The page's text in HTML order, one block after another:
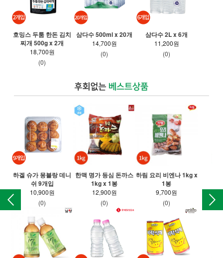
호밍스 두툼 한돈 김치
찌개 500g x 2개
18,700원
(0)
삼다수 500ml x 20개
14,700원
(0)
삼다수 2L x 6개
11,200원
(0)
하겔 슈가 몽블랑 데니
쉬 9개입
10,900원
(0)
한맥 명가 등심 돈까스
1kg x 1봉
12,900원
(0)
하림 요리 비엔나 1kg x
1봉
9,700원
(0)